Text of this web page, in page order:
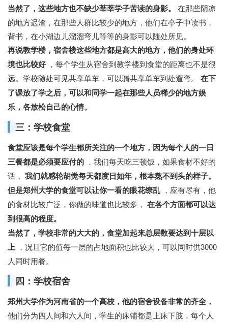
当然了，这些地方也不缺少莘莘学子苦读的身影。 在那些阴凉
的地方迟渣，在那些人群比较少的地方，他们在亭子中读书，
背书，在小湖边儿溜溜弯儿等等的身影可以随处所见。
再说教学楼，宿舍楼这些地方都是高大的地方，他们的身处环
境也比较好 ，每个学生从宿舍到教学楼到食堂的距离也不是很
远。学校随处可见共享单车，可以骑共享单车到处遛弯。 在下
了课放了学之后，可以和同学一起在那些人员稀少的地方娱
乐，各放松自己的心情。
三：学校食堂
食堂应该是每个学生都所关注的一个地方，因为每个人的一日
三餐都是必须要应付的 ，我们每天吃三顿饭，如果食材不好的
话， 我们就感轮胡觉每天都度日如年，根本熬不到头的样子。
但是郑州大学的食堂可以让你一看的眼花缭乱 ，应有尽有，他
的食材比较广泛，你做的味道也比较多， 在各个方面都可以达
到很高的程度。
当然了，学校非常的大大的，食堂加起来总层数要达到十层以
上 ，况且它的值每一层的占地面积也比较大，可以同时供3000
人同时用餐。
四：学校宿舍
郑州大学作为河南省的一个高校，他的宿舍设备非常的齐全，
他们分为四人间和六人间，学生的床铺都是上床下肢，每个人